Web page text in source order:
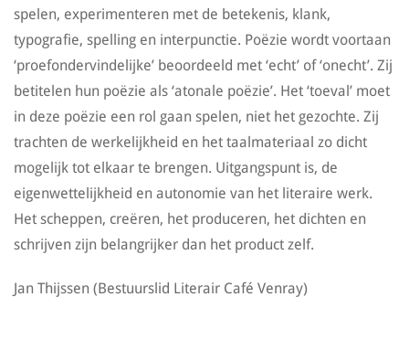
spelen, experimenteren met de betekenis, klank,
typografie, spelling en interpunctie. Poëzie wordt voortaan
‘proefondervindelijke’ beoordeeld met ‘echt’ of ‘onecht’. Zij
betitelen hun poëzie als ‘atonale poëzie’. Het ‘toeval’ moet
in deze poëzie een rol gaan spelen, niet het gezochte. Zij
trachten de werkelijkheid en het taalmateriaal zo dicht
mogelijk tot elkaar te brengen. Uitgangspunt is, de
eigenwettelijkheid en autonomie van het literaire werk.
Het scheppen, creëren, het produceren, het dichten en
schrijven zijn belangrijker dan het product zelf.
Jan Thijssen (Bestuurslid Literair Café Venray)